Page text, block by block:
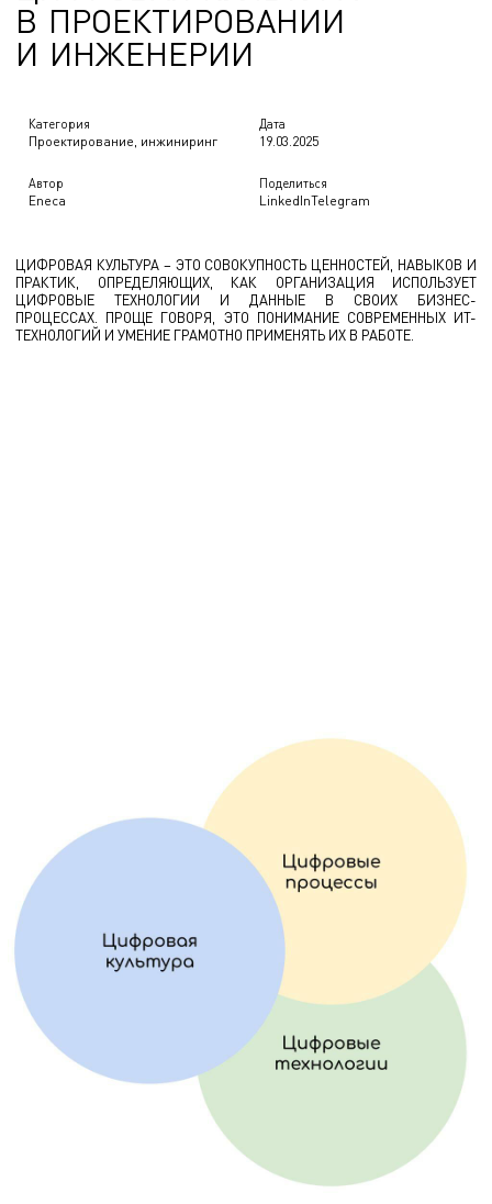
В ПРОЕКТИРОВАНИИ
И ИНЖЕНЕРИИ
Категория
Проектирование, инжиниринг
Дата
19.03.2025
Автор
Eneca
Поделиться
LinkedInTelegram
ЦИФРОВАЯ КУЛЬТУРА – ЭТО СОВОКУПНОСТЬ ЦЕННОСТЕЙ, НАВЫКОВ И
ПРАКТИК, ОПРЕДЕЛЯЮЩИХ, КАК ОРГАНИЗАЦИЯ ИСПОЛЬЗУЕТ
ЦИФРОВЫЕ ТЕХНОЛОГИИ И ДАННЫЕ В СВОИХ БИЗНЕС-
ПРОЦЕССАХ. ПРОЩЕ ГОВОРЯ, ЭТО ПОНИМАНИЕ СОВРЕМЕННЫХ ИТ-
ТЕХНОЛОГИЙ И УМЕНИЕ ГРАМОТНО ПРИМЕНЯТЬ ИХ В РАБОТЕ.